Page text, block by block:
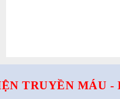
TRUYỀN MÁU -